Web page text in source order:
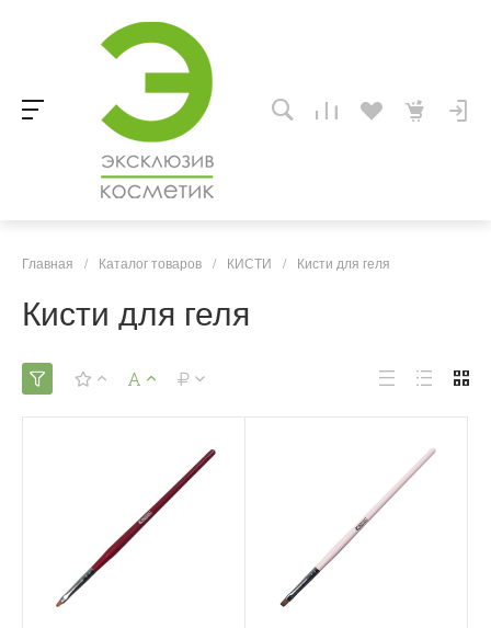
Главная / Каталог товаров / КИСТИ / Кисти для геля
Кисти для геля